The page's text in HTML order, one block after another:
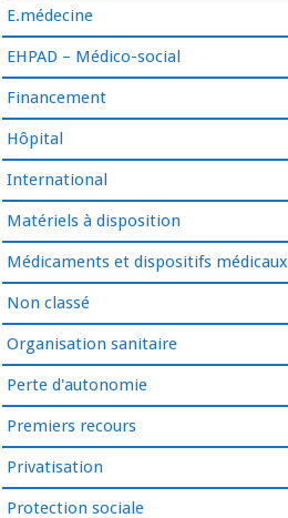
E.médecine
EHPAD – Médico-social
Financement
Hôpital
International
Matériels à disposition
Médicaments et dispositifs médicaux
Non classé
Organisation sanitaire
Perte d'autonomie
Premiers recours
Privatisation
Protection sociale